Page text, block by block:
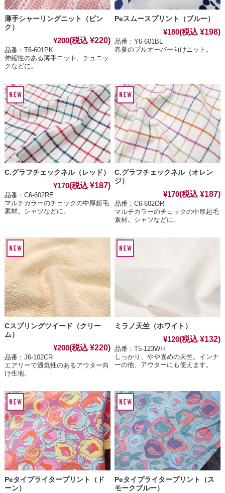
薄手シャーリングニット（ピン
ク）
¥200(税込 ¥220)
品番：T6-601PK
伸縮性のある薄手ニット。チュニッ
クなどに。
Peスムースプリント（ブルー）
¥180(税込 ¥198)
品番：Y6-601BL
春夏のプルオーバー向けニット。
C.グラフチェックネル（レッド）
¥170(税込 ¥187)
品番：C6-602RE
マルチカラーのチェックの中厚起毛
素材。シャツなどに。
C.グラフチェックネル（オレン
ジ）
¥170(税込 ¥187)
品番：C6-602OR
マルチカラーのチェックの中厚起毛
素材。シャツなどに。
Cスプリングツイード（クリー
ム）
¥200(税込 ¥220)
品番：J6-102CR
エアリーで通気性のあるアウター向
け生地。
ミラノ天竺（ホワイト）
¥120(税込 ¥132)
品番：T5-123WH
しっかり、やや固めの天竺。インナ
ーの他、アウターにも使えます。
Peタイプライタープリント（ド
ーン）
Peタイプライタープリント（ス
モークブルー）